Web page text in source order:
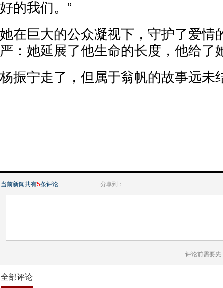
好的我们。”
她在巨大的公众凝视下，守护了爱情
严：她延展了他生命的长度，他给了
杨振宁走了，但属于翁帆的故事远未
当前新闻共有5条评论 分享到：
评论前需要先
全部评论